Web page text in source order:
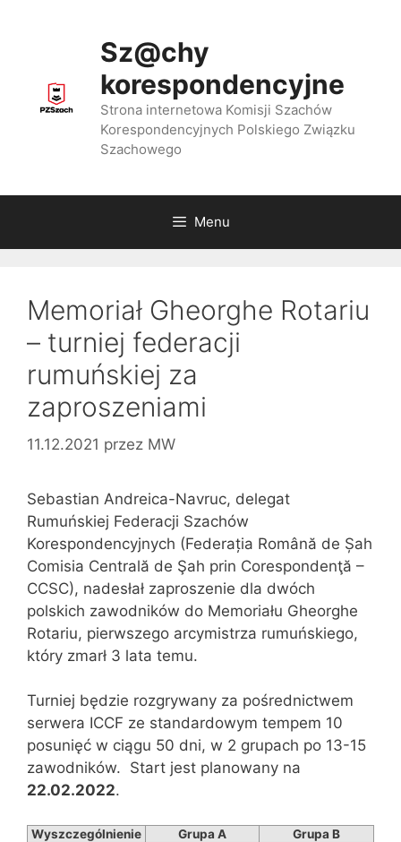
Sz@chy
korespondencyjne
Strona internetowa Komisji Szachów
Korespondencyjnych Polskiego Związku
Szachowego
Menu
Memoriał Gheorghe Rotariu
– turniej federacji
rumuńskiej za
zaproszeniami
11.12.2021 przez MW
Sebastian Andreica-Navruc, delegat
Rumuńskiej Federacji Szachów
Korespondencyjnych (Federația Română de Șah
Comisia Centrală de Şah prin Corespondenţă –
CCSC), nadesłał zaproszenie dla dwóch
polskich zawodników do Memoriału Gheorghe
Rotariu, pierwszego arcymistrza rumuńskiego,
który zmarł 3 lata temu.
Turniej będzie rozgrywany za pośrednictwem
serwera ICCF ze standardowym tempem 10
posunięć w ciągu 50 dni, w 2 grupach po 13-15
zawodników. Start jest planowany na
22.02.2022.
Wyszczególnienie Grupa A
Grupa B